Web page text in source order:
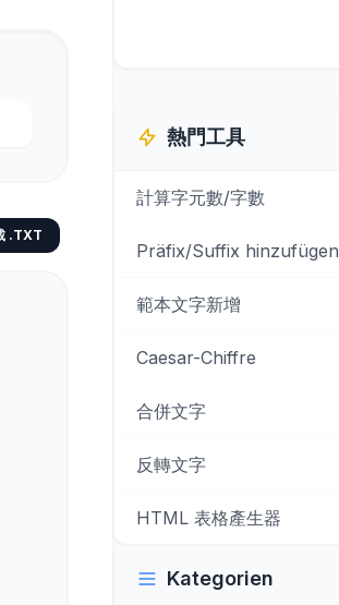
.TXT
熱門工具
計算字元數/字數
Präfix/Suffix hinzufügen
範本文字新增
Caesar-Chiffre
合併文字
反轉文字
HTML 表格產生器
Kategorien